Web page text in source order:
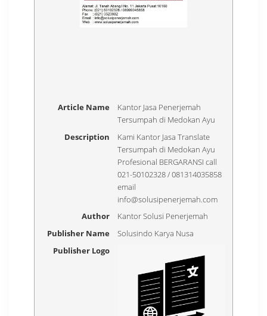
Article Name
Kantor Jasa Penerjemah
Tersumpah di Medokan Ayu
Description
Kami Kantor Jasa Translate
Tersumpah di Medokan Ayu
Profesional BERGARANSI call
021-50102328 / 081314035858
email
info@solusipenerjemah.com
Author
Kantor Solusi Penerjemah
Publisher Name
Solusindo Karya Nusa
Publisher Logo